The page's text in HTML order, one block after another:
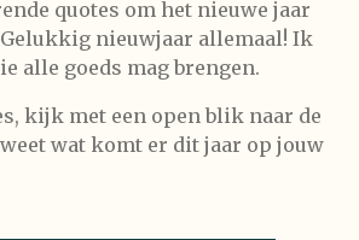
quotes om het nieuwe jaar
nieuwjaar allemaal! Ik
alle goeds mag brengen.
kijk met een open blik naar de
wat komt er dit jaar op jouw